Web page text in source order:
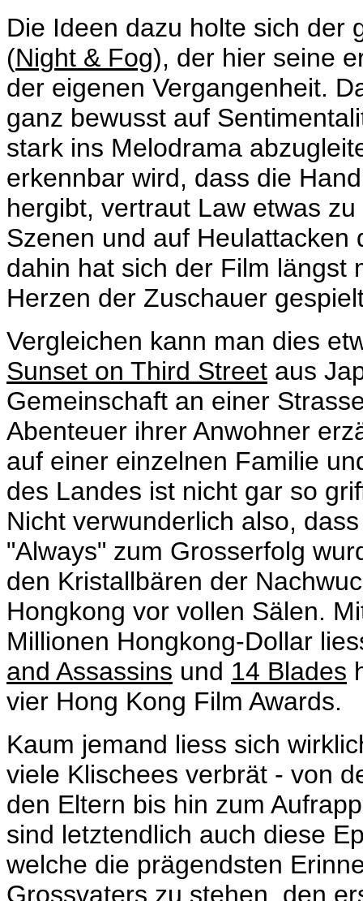
Die Ideen dazu holte sich der
(Night & Fog), der hier seine
der eigenen Vergangenheit.
ganz bewusst auf
stark ins Melodrama
erkennbar wird, dass die
hergibt, vertraut Law etwas
Szenen und auf Heulattacken
dahin hat sich der Film längst
Herzen der Zuschauer
Vergleichen kann man dies
Sunset on Third Street aus
Gemeinschaft an einer
Abenteuer ihrer Anwohner
auf einer einzelnen Familie
des Landes ist nicht gar so
Nicht verwunderlich also,
"Always" zum Grosserfolg
den Kristallbären der
Hongkong vor vollen Sälen.
Millionen Hongkong-Dollar
and Assassins und 14 Blades
vier Hong Kong Film Awards.
Kaum jemand liess sich
viele Klischees verbrät - von
den Eltern bis hin zum
sind letztendlich auch diese
welche die prägendsten
Grossvaters zu stehen, den